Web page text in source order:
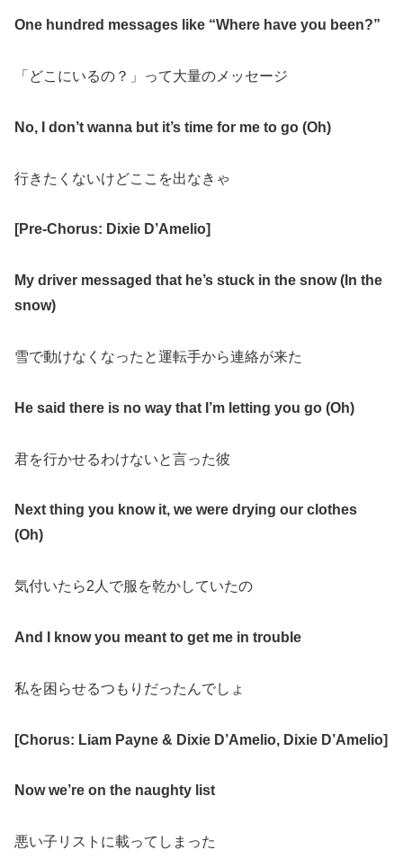
One hundred messages like “Where have you been?”
「どこにいるの？」って大量のメッセージ
No, I don’t wanna but it’s time for me to go (Oh)
行きたくないけどここを出なきゃ
[Pre-Chorus: Dixie D’Amelio]
My driver messaged that he’s stuck in the snow (In the
snow)
雪で動けなくなったと運転手から連絡が来た
He said there is no way that I’m letting you go (Oh)
君を行かせるわけないと言った彼
Next thing you know it, we were drying our clothes
(Oh)
気付いたら2人で服を乾かしていたの
And I know you meant to get me in trouble
私を困らせるつもりだったんでしょ
[Chorus: Liam Payne & Dixie D’Amelio, Dixie D’Amelio]
Now we’re on the naughty list
悪い子リストに載ってしまった